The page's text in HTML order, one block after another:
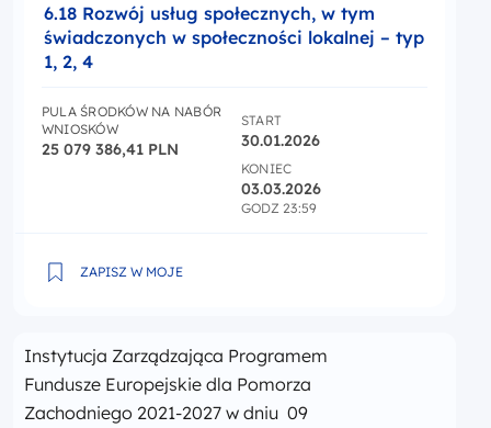
6.18 Rozwój usług społecznych, w tym
świadczonych w społeczności lokalnej – typ
1, 2, 4
PULA ŚRODKÓW NA NABÓR
WNIOSKÓW
25 079 386,41 PLN
START
30.01.2026
KONIEC
03.03.2026
GODZ 23:59
ZAPISZ W MOJE
6.18 Rozwój usług społecznych, w tym świadczonych
Instytucja Zarządzająca Programem
Fundusze Europejskie dla Pomorza
Zachodniego 2021-2027 w dniu 09